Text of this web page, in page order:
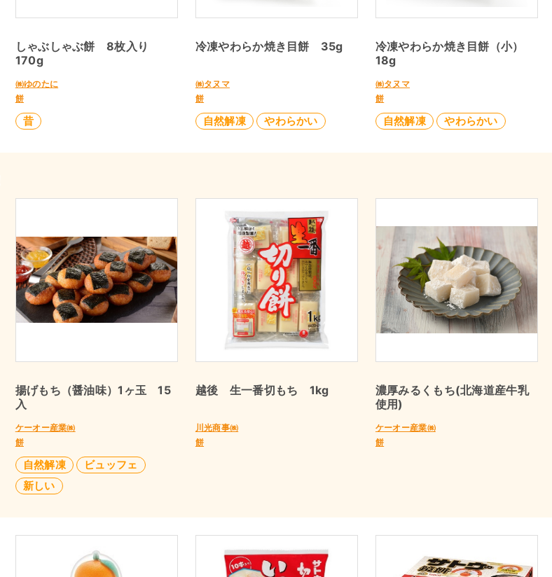
しゃぶしゃぶ餅 8枚入り
170g
㈱ゆのたに
餅
昔
冷凍やわらか焼き目餅 35g
㈱タヌマ
餅
自然解凍 やわらかい
冷凍やわらか焼き目餅（小）
18g
㈱タヌマ
餅
自然解凍 やわらかい
揚げもち（醤油味）1ヶ玉 15
入
ケーオー産業㈱
餅
自然解凍
ビュッフェ
新しい
越後 生一番切もち 1kg
川光商事㈱
餅
濃厚みるくもち(北海道産牛乳
使用)
ケーオー産業㈱
餅